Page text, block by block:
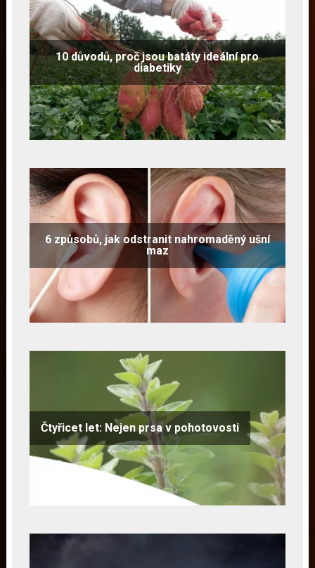
10 důvodů, proč jsou batáty ideální pro
diabetiky
6 způsobů, jak odstranit nahromaděný ušní
maz
Čtyřicet let: Nejen prsa v pohotovosti